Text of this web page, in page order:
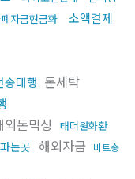
자금현금화
소액결제
송대행 돈세탁
외돈믹싱
태더원화환
는곳 해외자금 비트송